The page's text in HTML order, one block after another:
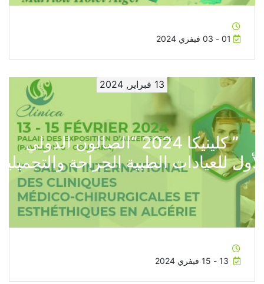
01 - 03 فيفري 2024
13 فبراير, 2024
” كلينيكا 2024 “الصالون الدولي
للعيادات الطبية الجراحة